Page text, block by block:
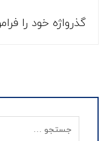
گذرواژه خود را